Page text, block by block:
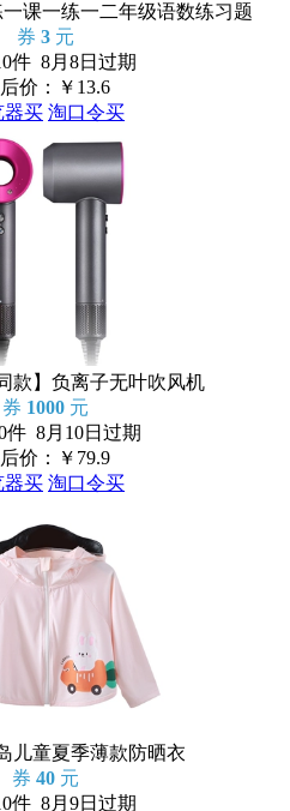
课一练一二年级语数练习题
券 3 元
件 8月8日过期
价：￥ 13.6
器买 淘口令买
款】负离子无叶吹风机
券 1000 元
件 8月10日过期
价：￥ 79.9
器买 淘口令买
儿童夏季薄款防晒衣
券 40 元
件 8月9日过期